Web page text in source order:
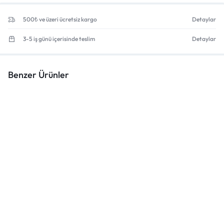
500₺ ve üzeri ücretsiz kargo Detaylar
3-5 iş günü içerisinde teslim Detaylar
Benzer Ürünler